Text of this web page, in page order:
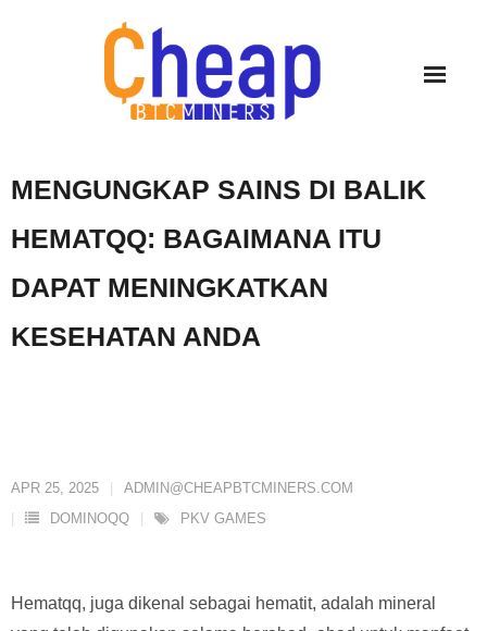
MENGUNGKAP SAINS DI BALIK
HEMATQQ: BAGAIMANA ITU
DAPAT MENINGKATKAN
KESEHATAN ANDA
APR 25, 2025
ADMIN@CHEAPBTCMINERS.COM
DOMINOQQ
PKV GAMES
Hematqq, juga dikenal sebagai hematit, adalah mineral